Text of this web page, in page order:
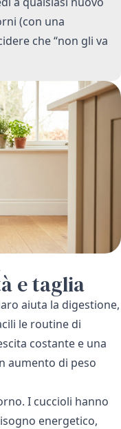
(con una
che “non gli va
e taglia
aiuta la digestione,
le routine di
costante e una
aumento di peso
I cuccioli hanno
energetico,